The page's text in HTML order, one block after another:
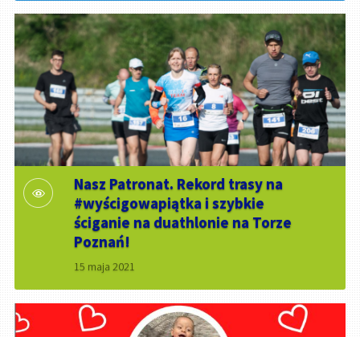
Nasz Patronat. Rekord trasy na
#wyścigowapiątka i szybkie
ściganie na duathlonie na Torze
Poznań!
15 maja 2021